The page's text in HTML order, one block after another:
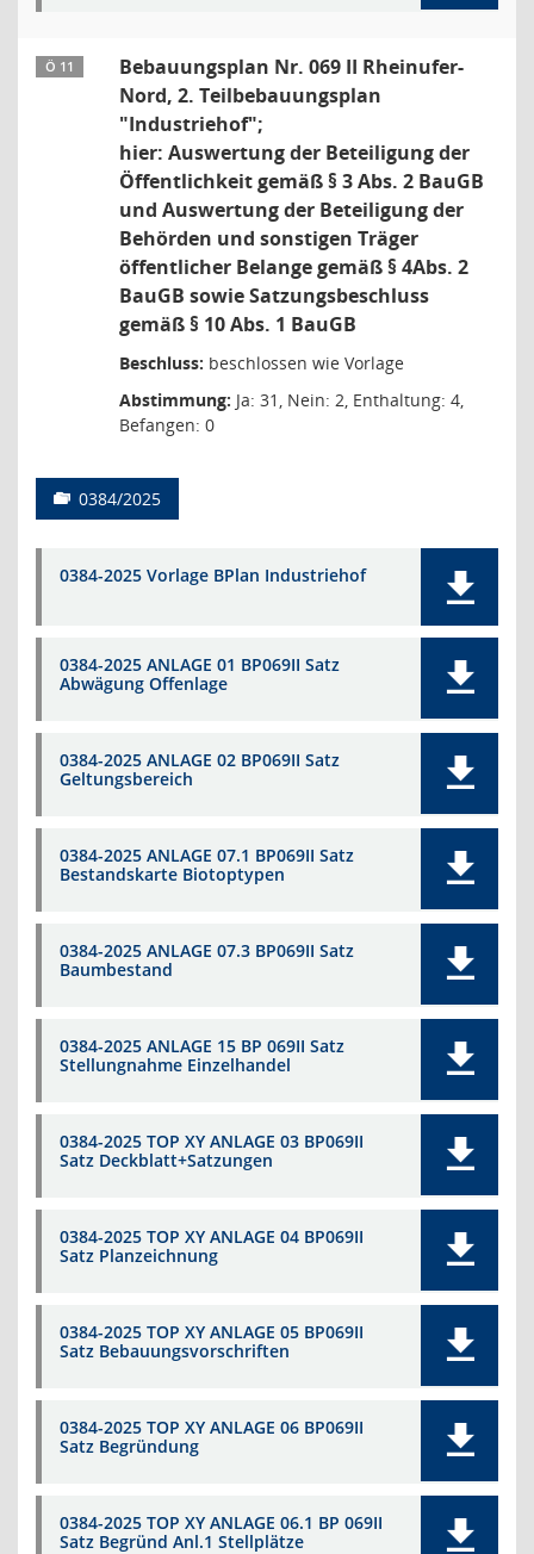
Ö 11
Bebauungsplan Nr. 069 II Rheinufer-
Nord, 2. Teilbebauungsplan
"Industriehof";
hier: Auswertung der Beteiligung der
Öffentlichkeit gemäß § 3 Abs. 2 BauGB
und Auswertung der Beteiligung der
Behörden und sonstigen Träger
öffentlicher Belange gemäß § 4Abs. 2
BauGB sowie Satzungsbeschluss
gemäß § 10 Abs. 1 BauGB
Beschluss: beschlossen wie Vorlage
Abstimmung: Ja: 31, Nein: 2, Enthaltung: 4,
Befangen: 0
0384/2025
0384-2025 Vorlage BPlan Industriehof
0384-2025 ANLAGE 01 BP069II Satz
Abwägung Offenlage
0384-2025 ANLAGE 02 BP069II Satz
Geltungsbereich
0384-2025 ANLAGE 07.1 BP069II Satz
Bestandskarte Biotoptypen
0384-2025 ANLAGE 07.3 BP069II Satz
Baumbestand
0384-2025 ANLAGE 15 BP 069II Satz
Stellungnahme Einzelhandel
0384-2025 TOP XY ANLAGE 03 BP069II
Satz Deckblatt+Satzungen
0384-2025 TOP XY ANLAGE 04 BP069II
Satz Planzeichnung
0384-2025 TOP XY ANLAGE 05 BP069II
Satz Bebauungsvorschriften
0384-2025 TOP XY ANLAGE 06 BP069II
Satz Begründung
0384-2025 TOP XY ANLAGE 06.1 BP 069II
Satz Begründ Anl.1 Stellplätze